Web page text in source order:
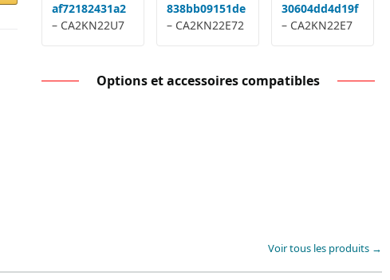
multifonctions
af72182431a2
– CA2KN22U7
multifonctions
838bb09151de
– CA2KN22E72
multifonctions
30604dd4d19f
– CA2KN22E7
Options et accessoires compatibles
Voir tous les produits →